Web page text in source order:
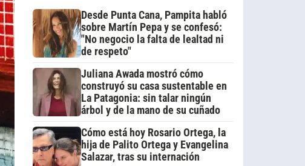
Desde Punta Cana, Pampita habló
sobre Martín Pepa y se confesó:
"No negocio la falta de lealtad ni
de respeto"
Juliana Awada mostró cómo
construyó su casa sustentable en
La Patagonia: sin talar ningún
árbol y de la mano de su cuñado
Cómo está hoy Rosario Ortega, la
hija de Palito Ortega y Evangelina
Salazar, tras su internación